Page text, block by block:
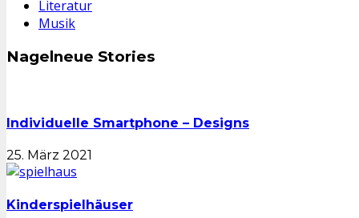
Literatur
Musik
Nagelneue Stories
Individuelle Smartphone – Designs
25. März 2021
Kinderspielhäuser